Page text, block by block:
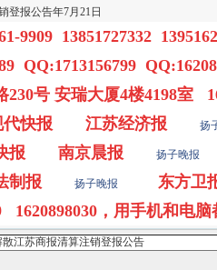
登报公告年7月21日
9909 13851727332
QQ:1713156799
号 安瑞大厦4楼4198室
代快报 江苏经济报 扬
报 南京晨报 扬子晚报
制报 扬子晚报
东方卫
1620898030，用手机和电